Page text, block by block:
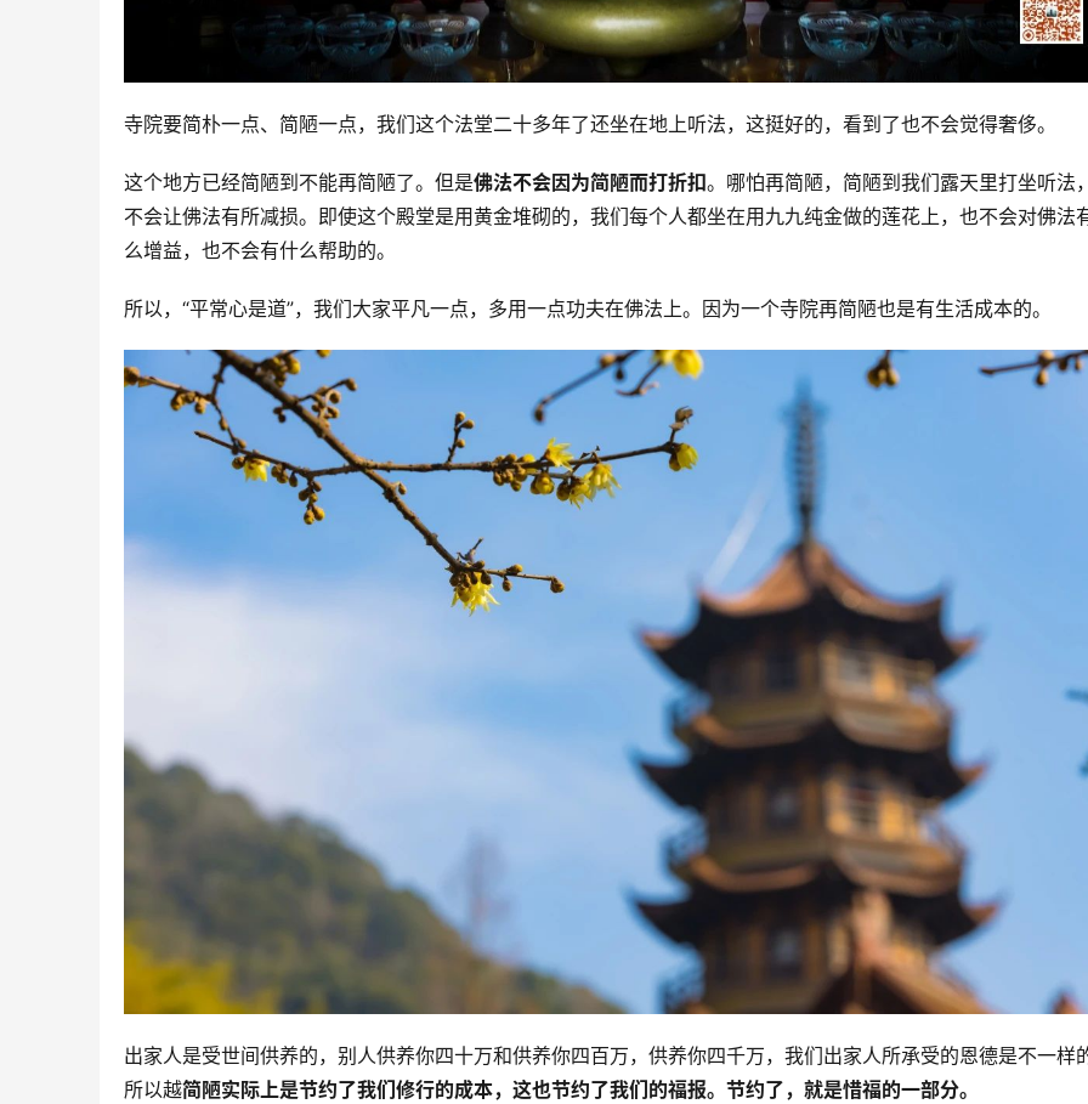
寺院要简朴一点、简陋一点，我们这个法堂二十多年了还坐在地上听法，这挺好的，看到了也不会觉得奢侈。
这个地方已经简陋到不能再简陋了。但是佛法不会因为简陋而打折扣。哪怕再简陋，简陋到我们露天里打坐听法
不会让佛法有所减损。即使这个殿堂是用黄金堆砌的，我们每个人都坐在用九九纯金做的莲花上，也不会对佛法
么增益，也不会有什么帮助的。
所以，“平常心是道”，我们大家平凡一点，多用一点功夫在佛法上。因为一个寺院再简陋也是有生活成本的。
出家人是受世间供养的，别人供养你四十万和供养你四百万，供养你四千万，我们出家人所承受的恩德是不一样
所以越简陋实际上是节约了我们修行的成本，这也节约了我们的福报。节约了，就是惜福的一部分。